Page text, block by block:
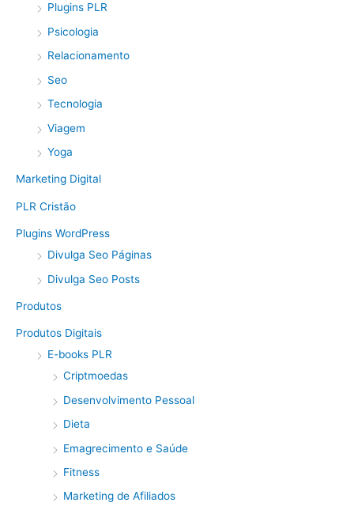
Plugins PLR
Psicologia
Relacionamento
Seo
Tecnologia
Viagem
Yoga
Marketing Digital
PLR Cristão
Plugins WordPress
Divulga Seo Páginas
Divulga Seo Posts
Produtos
Produtos Digitais
E-books PLR
Criptmoedas
Desenvolvimento Pessoal
Dieta
Emagrecimento e Saúde
Fitness
Marketing de Afiliados